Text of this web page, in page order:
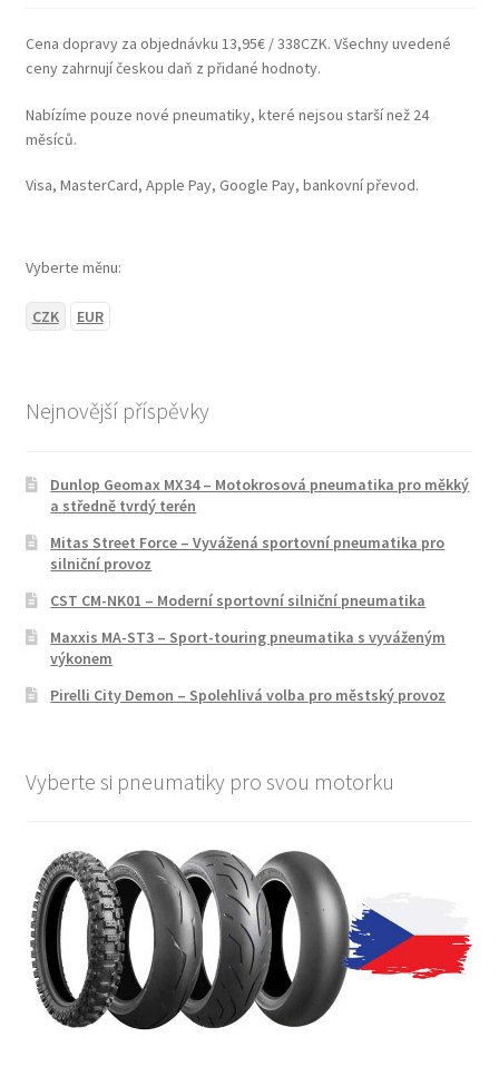
Cena dopravy za objednávku 13,95€ / 338CZK. Všechny uvedené
ceny zahrnují českou daň z přidané hodnoty.
Nabízíme pouze nové pneumatiky, které nejsou starší než 24
měsíců.
Visa, MasterCard, Apple Pay, Google Pay, bankovní převod.
Vyberte měnu:
CZK EUR
Nejnovější příspěvky
Dunlop Geomax MX34 – Motokrosová pneumatika pro měkký
a středně tvrdý terén
Mitas Street Force – Vyvážená sportovní pneumatika pro
silniční provoz
CST CM-NK01 – Moderní sportovní silniční pneumatika
Maxxis MA-ST3 – Sport-touring pneumatika s vyváženým
výkonem
Pirelli City Demon – Spolehlivá volba pro městský provoz
Vyberte si pneumatiky pro svou motorku